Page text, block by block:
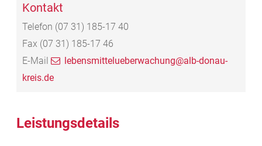
Kontakt
Telefon (07 31) 185-17 40
Fax (07 31) 185-17 46
E-Mail
lebensmittelueberwachung@alb-donau-
kreis.de
Leistungsdetails